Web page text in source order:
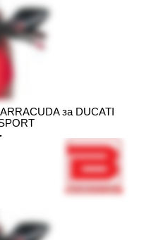
за DUCATI